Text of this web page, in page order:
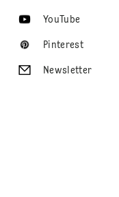
YouTube
Pinterest
Newsletter